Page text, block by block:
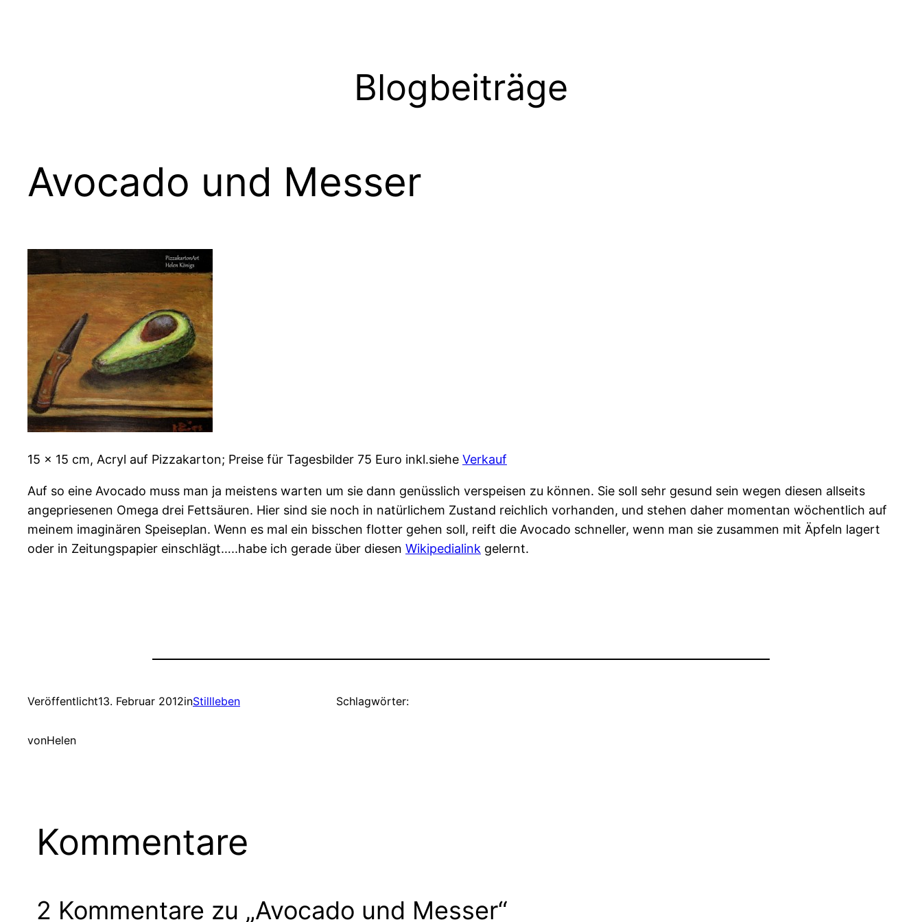
Blogbeiträge
Avocado und Messer
15 x 15 cm, Acryl auf Pizzakarton; Preise für Tagesbilder 75 Euro inkl.siehe Verkauf
Auf so eine Avocado muss man ja meistens warten um sie dann genüsslich verspeisen zu können. Sie soll sehr gesund sein wegen diesen allseits
angepriesenen Omega drei Fettsäuren. Hier sind sie noch in natürlichem Zustand reichlich vorhanden, und stehen daher momentan wöchentlich auf
meinem imaginären Speiseplan. Wenn es mal ein bisschen flotter gehen soll, reift die Avocado schneller, wenn man sie zusammen mit Äpfeln lagert
oder in Zeitungspapier einschlägt…..habe ich gerade über diesen Wikipedialink gelernt.
Veröffentlicht13. Februar 2012inStillleben
vonHelen
Schlagwörter:
Kommentare
2 Kommentare zu „Avocado und Messer“